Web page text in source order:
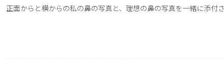
正面からと横からの私の鼻の写真と、理想の鼻の写真を一緒に添付